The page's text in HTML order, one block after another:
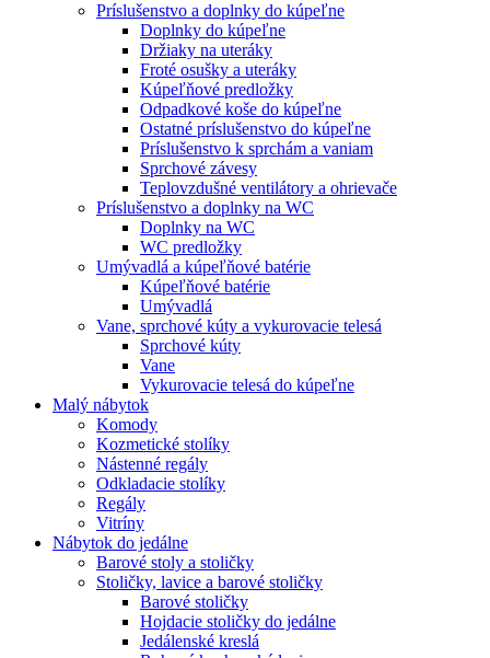
Príslušenstvo a doplnky do kúpeľne
Doplnky do kúpeľne
Držiaky na uteráky
Froté osušky a uteráky
Kúpeľňové predložky
Odpadkové koše do kúpeľne
Ostatné príslušenstvo do kúpeľne
Príslušenstvo k sprchám a vaniam
Sprchové závesy
Teplovzdušné ventilátory a ohrievače
Príslušenstvo a doplnky na WC
Doplnky na WC
WC predložky
Umývadlá a kúpeľňové batérie
Kúpeľňové batérie
Umývadlá
Vane, sprchové kúty a vykurovacie telesá
Sprchové kúty
Vane
Vykurovacie telesá do kúpeľne
Malý nábytok
Komody
Kozmetické stolíky
Nástenné regály
Odkladacie stolíky
Regály
Vitríny
Nábytok do jedálne
Barové stoly a stoličky
Stoličky, lavice a barové stoličky
Barové stoličky
Hojdacie stoličky do jedálne
Jedálenské kreslá